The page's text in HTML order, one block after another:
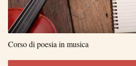
Corso di poesia in musica